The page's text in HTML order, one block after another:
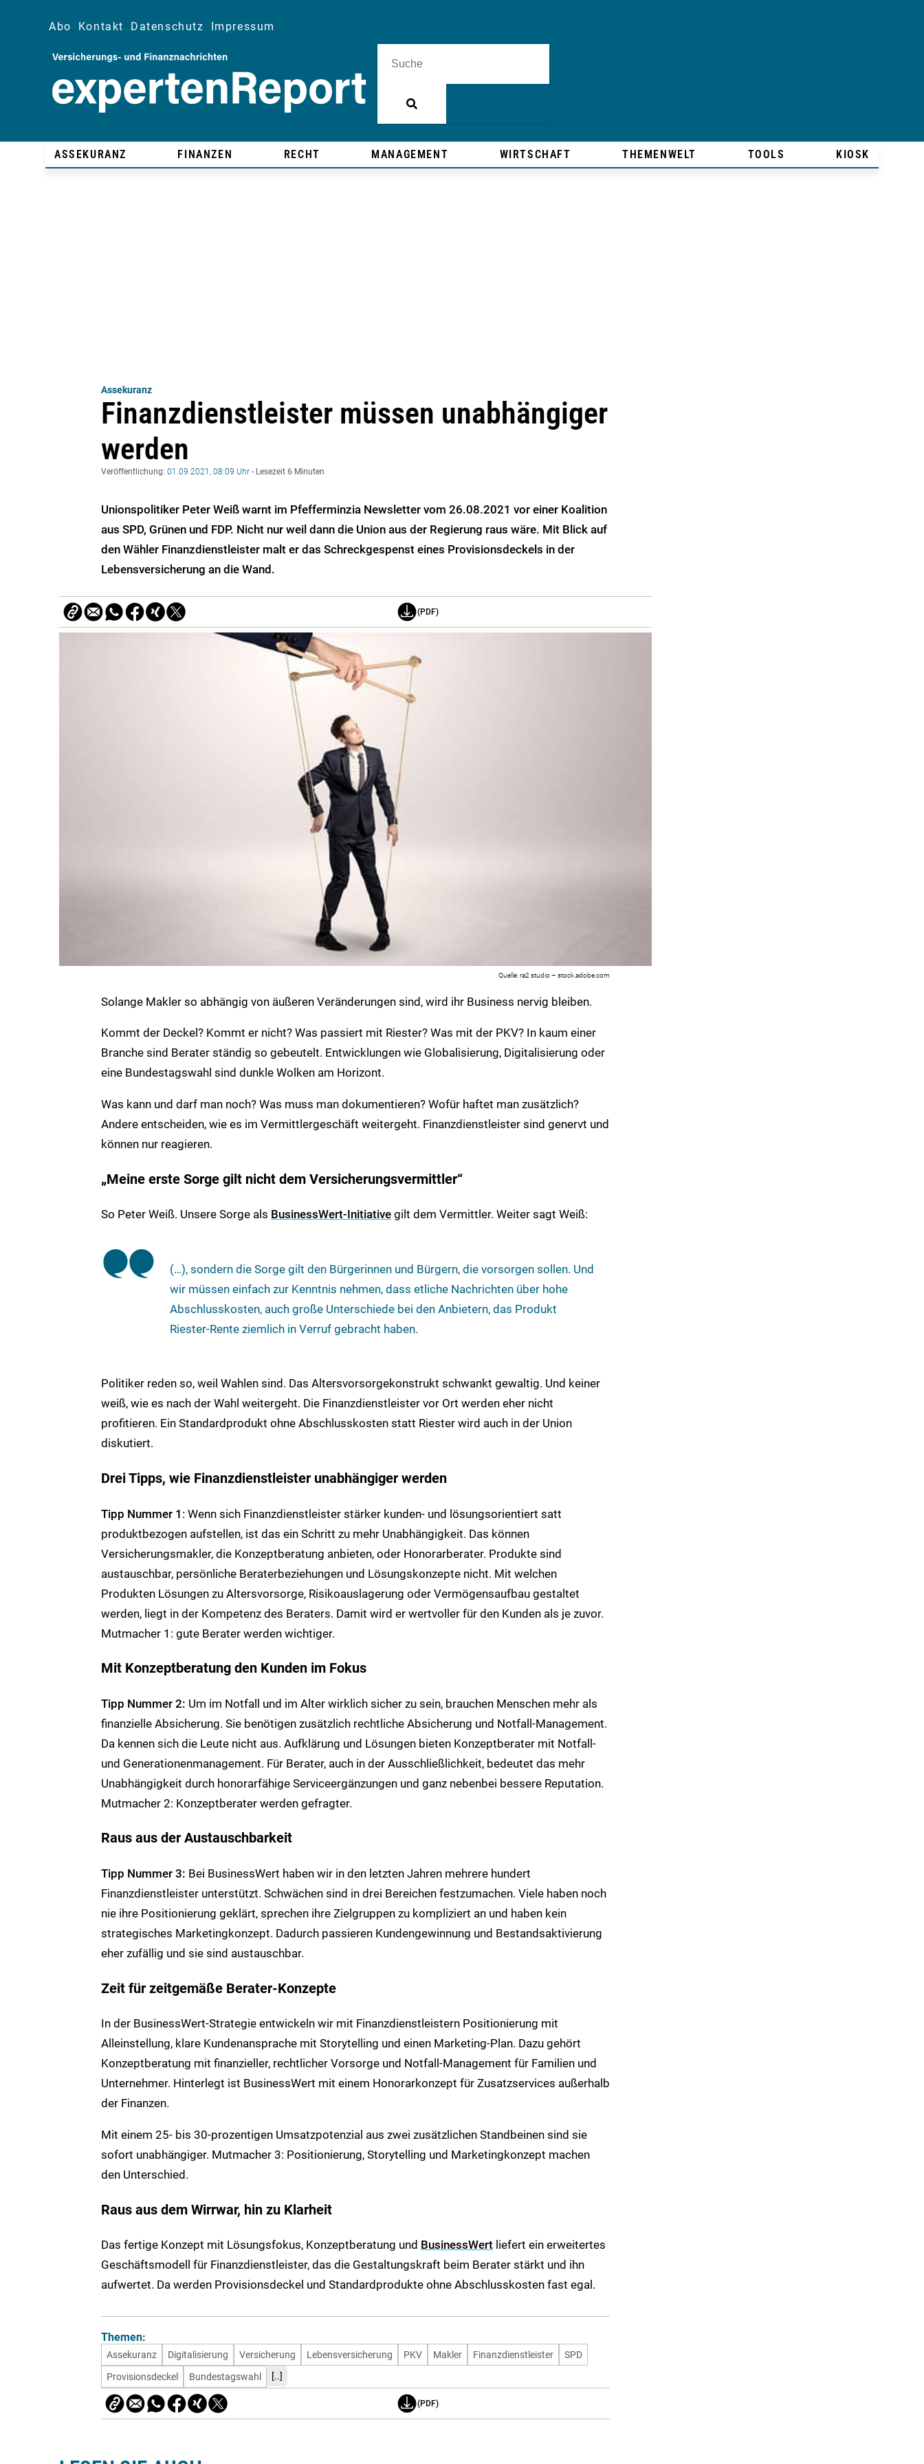
Abo Kontakt Datenschutz Impressum
ASSEKURANZ FINANZEN RECHT MANAGEMENT WIRTSCHAFT THEMENWELT TOOLS KIOSK
Assekuranz
Finanzdienstleister müssen unabhängiger
werden
Veröffentlichung: 01.09.2021, 08:09 Uhr - Lesezeit 6 Minuten
Unionspolitiker Peter Weiß warnt im Pfefferminzia Newsletter vom 26.08.2021 vor einer Koalition
aus SPD, Grünen und FDP. Nicht nur weil dann die Union aus der Regierung raus wäre. Mit Blick auf
den Wähler Finanzdienstleister malt er das Schreckgespenst eines Provisionsdeckels in der
Lebensversicherung an die Wand.
(PDF)
ra2 studio – stock.adobe.com
Solange Makler so abhängig von äußeren Veränderungen sind, wird ihr Business nervig bleiben.
Kommt der Deckel? Kommt er nicht? Was passiert mit Riester? Was mit der PKV? In kaum einer
Branche sind Berater ständig so gebeutelt. Entwicklungen wie Globalisierung, Digitalisierung oder
eine Bundestagswahl sind dunkle Wolken am Horizont.
Was kann und darf man noch? Was muss man dokumentieren? Wofür haftet man zusätzlich?
Andere entscheiden, wie es im Vermittlergeschäft weitergeht. Finanzdienstleister sind genervt und
können nur reagieren.
„Meine erste Sorge gilt nicht dem Versicherungsvermittler“
So Peter Weiß. Unsere Sorge als BusinessWert-Initiative gilt dem Vermittler. Weiter sagt Weiß:
(…), sondern die Sorge gilt den Bürgerinnen und Bürgern, die vorsorgen sollen. Und
wir müssen einfach zur Kenntnis nehmen, dass etliche Nachrichten über hohe
Abschlusskosten, auch große Unterschiede bei den Anbietern, das Produkt
Riester-Rente ziemlich in Verruf gebracht haben.
Politiker reden so, weil Wahlen sind. Das Altersvorsorgekonstrukt schwankt gewaltig. Und keiner
weiß, wie es nach der Wahl weitergeht. Die Finanzdienstleister vor Ort werden eher nicht
profitieren. Ein Standardprodukt ohne Abschlusskosten statt Riester wird auch in der Union
diskutiert.
Drei Tipps, wie Finanzdienstleister unabhängiger werden
Tipp Nummer 1 : Wenn sich Finanzdienstleister stärker kunden- und lösungsorientiert satt
produktbezogen aufstellen, ist das ein Schritt zu mehr Unabhängigkeit. Das können
Versicherungsmakler, die Konzeptberatung anbieten, oder Honorarberater. Produkte sind
austauschbar, persönliche Beraterbeziehungen und Lösungskonzepte nicht. Mit welchen
Produkten Lösungen zu Altersvorsorge, Risikoauslagerung oder Vermögensaufbau gestaltet
werden, liegt in der Kompetenz des Beraters. Damit wird er wertvoller für den Kunden als je zuvor.
Mutmacher 1: gute Berater werden wichtiger.
Mit Konzeptberatung den Kunden im Fokus
Tipp Nummer 2: Um im Notfall und im Alter wirklich sicher zu sein, brauchen Menschen mehr als
finanzielle Absicherung. Sie benötigen zusätzlich rechtliche Absicherung und Notfall-Management.
Da kennen sich die Leute nicht aus. Aufklärung und Lösungen bieten Konzeptberater mit Notfall-
und Generationenmanagement. Für Berater, auch in der Ausschließlichkeit, bedeutet das mehr
Unabhängigkeit durch honorarfähige Serviceergänzungen und ganz nebenbei bessere Reputation.
Mutmacher 2: Konzeptberater werden gefragter.
Raus aus der Austauschbarkeit
Tipp Nummer 3: Bei BusinessWert haben wir in den letzten Jahren mehrere hundert
Finanzdienstleister unterstützt. Schwächen sind in drei Bereichen festzumachen. Viele haben noch
nie ihre Positionierung geklärt, sprechen ihre Zielgruppen zu kompliziert an und haben kein
strategisches Marketingkonzept. Dadurch passieren Kundengewinnung und Bestandsaktivierung
eher zufällig und sie sind austauschbar.
Zeit für zeitgemäße Berater-Konzepte
In der BusinessWert-Strategie entwickeln wir mit Finanzdienstleistern Positionierung mit
Alleinstellung, klare Kundenansprache mit Storytelling und einen Marketing-Plan. Dazu gehört
Konzeptberatung mit finanzieller, rechtlicher Vorsorge und Notfall-Management für Familien und
Unternehmer. Hinterlegt ist BusinessWert mit einem Honorarkonzept für Zusatzservices außerhalb
der Finanzen.
Mit einem 25- bis 30-prozentigen Umsatzpotenzial aus zwei zusätzlichen Standbeinen sind sie
sofort unabhängiger. Mutmacher 3: Positionierung, Storytelling und Marketingkonzept machen
den Unterschied.
Raus aus dem Wirrwar, hin zu Klarheit
Das fertige Konzept mit Lösungsfokus, Konzeptberatung und BusinessWert liefert ein erweitertes
Geschäftsmodell für Finanzdienstleister, das die Gestaltungskraft beim Berater stärkt und ihn
aufwertet. Da werden Provisionsdeckel und Standardprodukte ohne Abschlusskosten fast egal.
Themen:
Assekuranz Digitalisierung Versicherung Lebensversicherung PKV Makler Finanzdienstleister
SPD
Provisionsdeckel
Bundestagswahl [..]
(PDF)